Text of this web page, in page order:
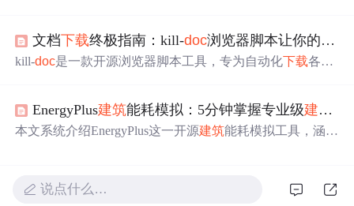
及图片格式；具备智能识别、批量处理、可视化操作面板
等功能。依赖Tampermonkey扩展，在Chrome/Edge/Firefox
文档下载终极指南：kill-doc浏览器脚本让你的文档
kill-doc是一款开源浏览器脚本工具，专为自动化下载各类
PDF、PPT、Word、TXT及图片格式文档。其核心技术涵
盖画布渲染、图片拼接、jsPDF生成与自动化操作模拟，强
EnergyPlus建筑能耗模拟：5分钟掌握专业级建筑
本文系统介绍EnergyPlus这一开源建筑能耗模拟工具，涵盖
、城市气候影响）及高效使用方法（模型简化、结果验
证、Python自动化）。重点突出其在
节能分析中的物
说点什么…